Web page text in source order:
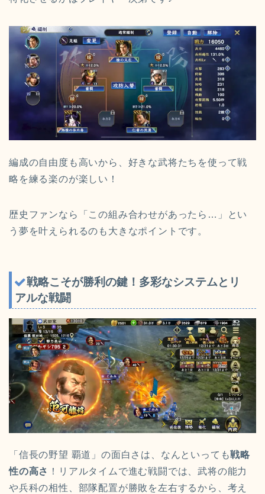
編成の自由度も高いから、好きな武将たちを使って戦
略を練る楽のが楽しい！
歴史ファンなら「この組み合わせがあったら…」とい
う夢を叶えられるのも大きなポイントです。
戦略こそが勝利の鍵！多彩なシステムとリ
アルな戦闘
「信長の野望 覇道」の面白さは、なんといっても戦略
性の高さ ！リアルタイムで進む戦闘では、武将の能力
や兵科の相性、部隊配置が勝敗を左右するから、考え